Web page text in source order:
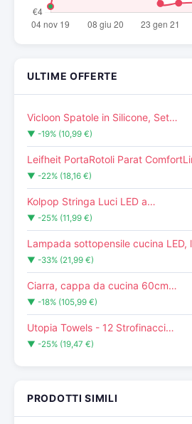
ULTIME OFFERTE
Vicloon Spatole in Silicone, Set…
▼ -19% (10,99 €)
Leifheit PortaRotoli Parat
▼ -22% (18,16 €)
Kolpop Stringa Luci LED a…
▼ -25% (11,99 €)
Lampada sottopensile cucina LED,
▼ -33% (21,99 €)
Ciarra, cappa da cucina 60cm…
▼ -18% (105,99 €)
Utopia Towels - 12 Strofinacci…
▼ -25% (19,47 €)
PRODOTTI SIMILI